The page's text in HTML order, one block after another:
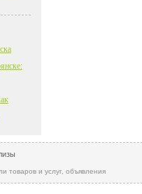
товаров и услуг, объявления